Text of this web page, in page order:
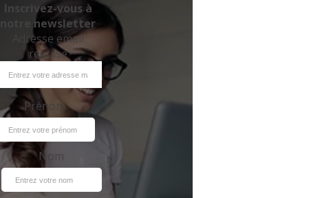
Inscrivez-vous à
notre newsletter
Adresse email
requise
Prénom
Nom